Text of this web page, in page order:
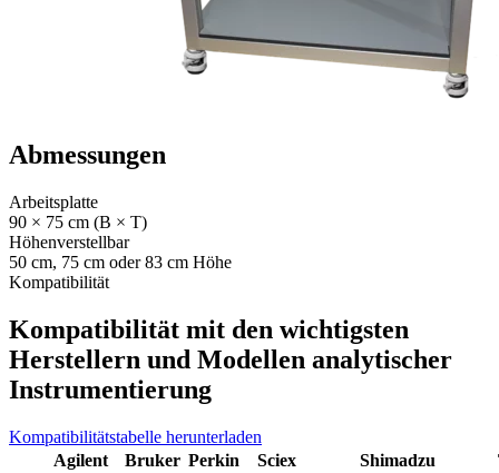
Abmessungen
Arbeitsplatte
90 × 75 cm (B × T)
Höhenverstellbar
50 cm, 75 cm oder 83 cm Höhe
Kompatibilität
Kompatibilität mit den wichtigsten
Herstellern und Modellen analytischer
Instrumentierung
Kompatibilitätstabelle herunterladen
Agilent
Bruker Perkin Sciex Shimadzu